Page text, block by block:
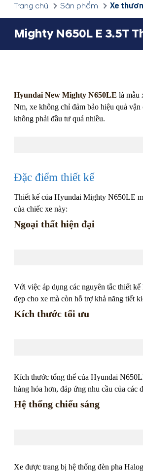
Trang chủ Sản phẩm Xe
Mighty N650L E 3.5T
Hyundai New Mighty N650LE là mẫu
Nm, xe không chỉ đảm bảo hiệu quả
không phải đầu tư quá nhiều.
Đặc điểm thiết kế
Thiết kế của Hyundai Mighty N650LE
của chiếc xe này:
Ngoại thất hiện đại
Với việc áp dụng các nguyên tắc thiết
đẹp cho xe mà còn hỗ trợ khả năng tiết
Kích thước tối ưu
Kích thước tổng thể của Hyundai
hàng hóa hơn, đáp ứng nhu cầu của các
Hệ thống chiếu sáng
Xe được trang bị hệ thống đèn pha